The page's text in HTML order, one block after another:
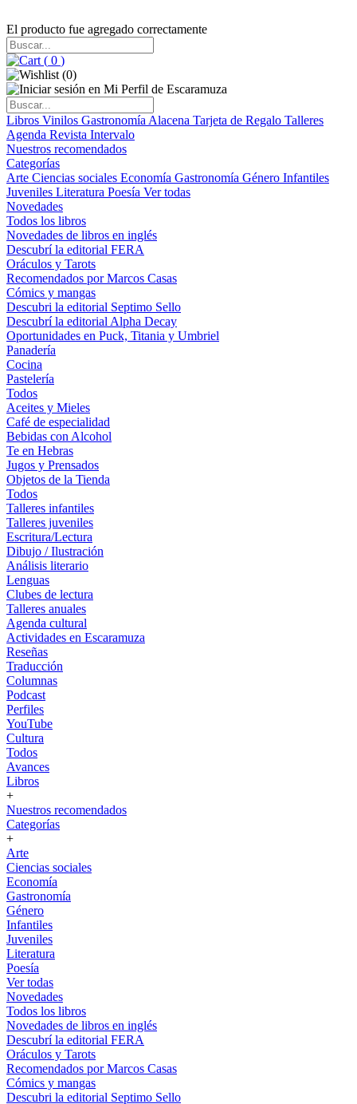
El producto fue agregado correctamente
( 0 )
(0)
Libros Vinilos Gastronomía Alacena Tarjeta de Regalo Talleres
Agenda Revista Intervalo
Nuestros recomendados
Categorías
Arte Ciencias sociales Economía Gastronomía Género Infantiles
Juveniles Literatura Poesía Ver todas
Novedades
Todos los libros
Novedades de libros en inglés
Descubrí la editorial FERA
Oráculos y Tarots
Recomendados por Marcos Casas
Cómics y mangas
Descubri la editorial Septimo Sello
Descubrí la editorial Alpha Decay
Oportunidades en Puck, Titania y Umbriel
Panadería
Cocina
Pastelería
Todos
Aceites y Mieles
Café de especialidad
Bebidas con Alcohol
Te en Hebras
Jugos y Prensados
Objetos de la Tienda
Todos
Talleres infantiles
Talleres juveniles
Escritura/Lectura
Dibujo / Ilustración
Análisis literario
Lenguas
Clubes de lectura
Talleres anuales
Agenda cultural
Actividades en Escaramuza
Reseñas
Traducción
Columnas
Podcast
Perfiles
YouTube
Cultura
Todos
Avances
Libros
+
Nuestros recomendados
Categorías
+
Arte
Ciencias sociales
Economía
Gastronomía
Género
Infantiles
Juveniles
Literatura
Poesía
Ver todas
Novedades
Todos los libros
Novedades de libros en inglés
Descubrí la editorial FERA
Oráculos y Tarots
Recomendados por Marcos Casas
Cómics y mangas
Descubri la editorial Septimo Sello